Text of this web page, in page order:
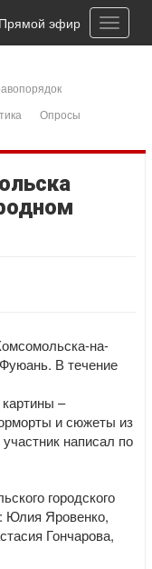
Toggle
Прямой эфир
Опросы
на-
В течение
–
и сюжеты из
написал по
городского
Юлия Яровенко,
Гончарова,